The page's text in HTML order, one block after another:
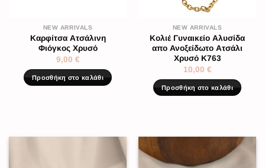
NEW ARRIVALS
Καρφίτσα Ατσάλινη
Φιόγκος Χρυσό
9,00 €
Προσθήκη στο καλάθι
NEW ARRIVALS
Κολιέ Γυναικείο Αλυσίδα
απο Ανοξείδωτο Ατσάλι
Χρυσό K763
10,00 €
Προσθήκη στο καλάθι